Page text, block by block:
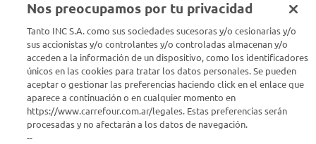
Estamos para ayudarte
¿Tenés una consulta? Comunicate con nosotros acá
Descubrí Carrefour
Nos preocupamos por tu privacidad
Tanto INC S.A. como sus sociedades sucesoras y/o cesionarias y/o
sus accionistas y/o controlantes y/o controladas almacenan y/o
acceden a la información de un dispositivo, como los identificadores
únicos en las cookies para tratar los datos personales. Se pueden
aceptar o gestionar las preferencias haciendo click en el enlace que
aparece a continuación o en cualquier momento en
https://www.carrefour.com.ar/legales. Estas preferencias serán
procesadas y no afectarán a los datos de navegación.
--